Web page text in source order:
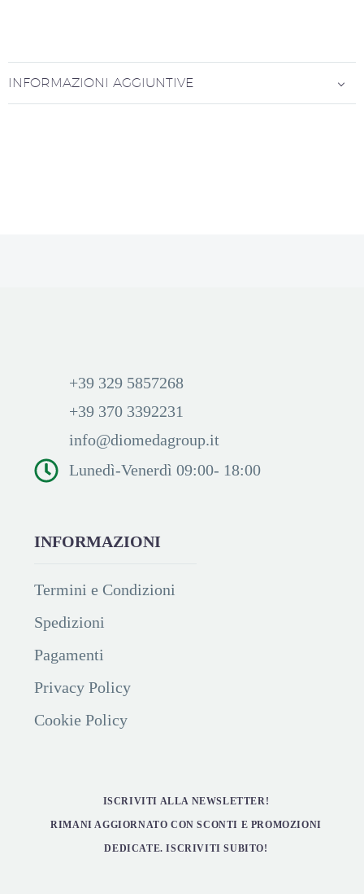
INFORMAZIONI AGGIUNTIVE
+39 329 5857268
+39 370 3392231
info@diomedagroup.it
Lunedì-Venerdì 09:00- 18:00
INFORMAZIONI
Termini e Condizioni
Spedizioni
Pagamenti
Privacy Policy
Cookie Policy
ISCRIVITI ALLA NEWSLETTER!
RIMANI AGGIORNATO CON SCONTI E PROMOZIONI
DEDICATE. ISCRIVITI SUBITO!